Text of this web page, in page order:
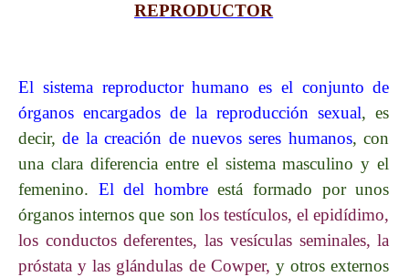
REPRODUCTOR
El sistema reproductor humano es el conjunto de
órganos encargados de la reproducción sexual, es
decir, de la creación de nuevos seres humanos, con
una clara diferencia entre el sistema masculino y el
femenino. El del hombre está formado por unos
órganos internos que son los testículos, el epidídimo,
los conductos deferentes, las vesículas seminales, la
próstata y las glándulas de Cowper, y otros externos